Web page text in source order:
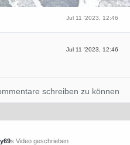
Jul 11 '2023, 12:46
Jul 11 '2023, 12:46
schreiben zu können
s Video geschrieben